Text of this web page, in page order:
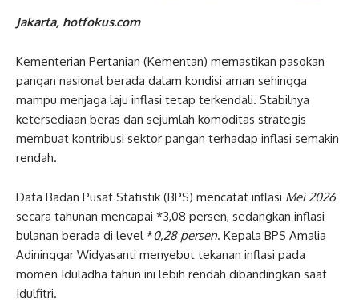
Jakarta, hotfokus.com
Kementerian Pertanian (Kementan) memastikan pasokan
pangan nasional berada dalam kondisi aman sehingga
mampu menjaga laju inflasi tetap terkendali. Stabilnya
ketersediaan beras dan sejumlah komoditas strategis
membuat kontribusi sektor pangan terhadap inflasi semakin
rendah.
Data Badan Pusat Statistik (BPS) mencatat inflasi Mei 2026
secara tahunan mencapai *3,08 persen, sedangkan inflasi
bulanan berada di level *0,28 persen. Kepala BPS Amalia
Adininggar Widyasanti menyebut tekanan inflasi pada
momen Iduladha tahun ini lebih rendah dibandingkan saat
Idulfitri.